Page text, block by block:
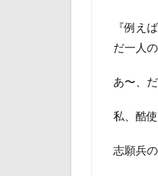
『例え
だ一人
あ〜、
私、酷
志願兵